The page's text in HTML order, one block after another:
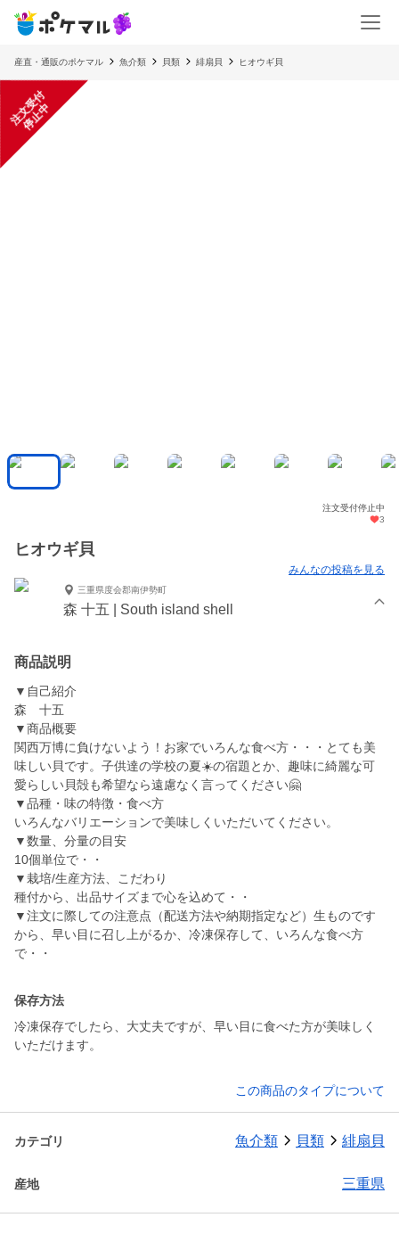
産直・通販のポケマル 魚介類 貝類 緋扇貝 ヒオウギ貝
注
文
受
付
停
止
中
注文受付停止中
3
ヒオウギ貝
みんなの投稿を見る
三重県度会郡南伊勢町
森 十五 | South island shell
商品説明
▼自己紹介
森 十五
▼商品概要
関西万博に負けないよう！お家でいろんな食べ方・・・とても美
味しい貝です。子供達の学校の夏☀️の宿題とか、趣味に綺麗な可
愛らしい貝殻も希望なら遠慮なく言ってください🤗
▼品種・味の特徴・食べ方
いろんなバリエーションで美味しくいただいてください。
▼数量、分量の目安
10個単位で・・
▼栽培/生産方法、こだわり
種付から、出品サイズまで心を込めて・・
▼注文に際しての注意点（配送方法や納期指定など）生ものです
から、早い目に召し上がるか、冷凍保存して、いろんな食べ方
で・・
保存方法
冷凍保存でしたら、大丈夫ですが、早い目に食べた方が美味しく
いただけます。
この商品のタイプについて
カテゴリ 魚介類 貝類 緋扇貝
産地 三重県